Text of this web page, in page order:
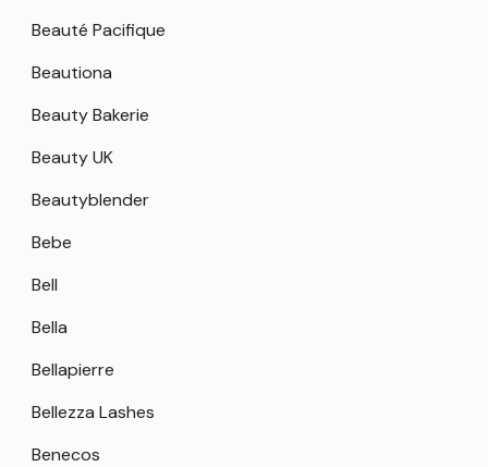
Beauté Pacifique
Beautiona
Beauty Bakerie
Beauty UK
Beautyblender
Bebe
Bell
Bella
Bellapierre
Bellezza Lashes
Benecos